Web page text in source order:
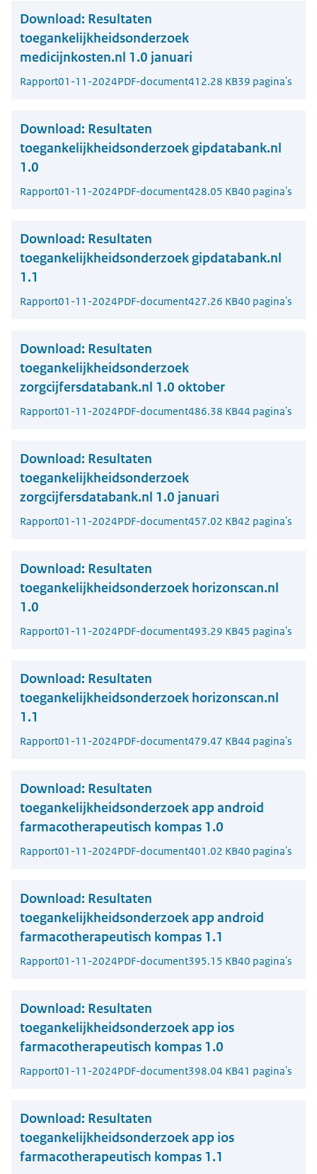
Download: Resultaten
toegankelijkheidsonderzoek
medicijnkosten.nl 1.0 januari
Rapport01-11-2024PDF-document412.28 KB39 pagina's
Download: Resultaten
toegankelijkheidsonderzoek gipdatabank.nl
1.0
Rapport01-11-2024PDF-document428.05 KB40 pagina's
Download: Resultaten
toegankelijkheidsonderzoek gipdatabank.nl
1.1
Rapport01-11-2024PDF-document427.26 KB40 pagina's
Download: Resultaten
toegankelijkheidsonderzoek
zorgcijfersdatabank.nl 1.0 oktober
Rapport01-11-2024PDF-document486.38 KB44 pagina's
Download: Resultaten
toegankelijkheidsonderzoek
zorgcijfersdatabank.nl 1.0 januari
Rapport01-11-2024PDF-document457.02 KB42 pagina's
Download: Resultaten
toegankelijkheidsonderzoek horizonscan.nl
1.0
Rapport01-11-2024PDF-document493.29 KB45 pagina's
Download: Resultaten
toegankelijkheidsonderzoek horizonscan.nl
1.1
Rapport01-11-2024PDF-document479.47 KB44 pagina's
Download: Resultaten
toegankelijkheidsonderzoek app android
farmacotherapeutisch kompas 1.0
Rapport01-11-2024PDF-document401.02 KB40 pagina's
Download: Resultaten
toegankelijkheidsonderzoek app android
farmacotherapeutisch kompas 1.1
Rapport01-11-2024PDF-document395.15 KB40 pagina's
Download: Resultaten
toegankelijkheidsonderzoek app ios
farmacotherapeutisch kompas 1.0
Rapport01-11-2024PDF-document398.04 KB41 pagina's
Download: Resultaten
toegankelijkheidsonderzoek app ios
farmacotherapeutisch kompas 1.1